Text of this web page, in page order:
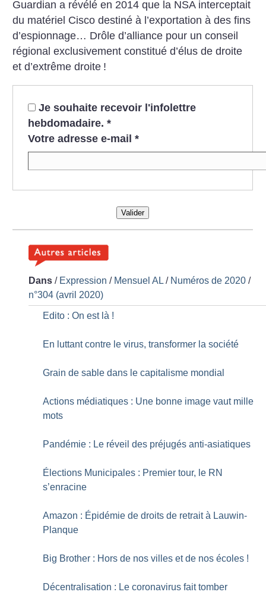
Guardian a révélé en 2014 que la NSA interceptait
du matériel Cisco destiné à l’exportation à des fins
d’espionnage… Drôle d’alliance pour un conseil
régional exclusivement constitué d’élus de droite
et d’extrême droite !
Je souhaite recevoir l'infolettre
hebdomadaire. *
Votre adresse e-mail *
Valider
Dans / Expression / Mensuel AL / Numéros de 2020 /
n°304 (avril 2020)
Edito : On est là !
En luttant contre le virus, transformer la société
Grain de sable dans le capitalisme mondial
Actions médiatiques : Une bonne image vaut mille
mots
Pandémie : Le réveil des préjugés anti-asiatiques
Élections Municipales : Premier tour, le RN
s’enracine
Amazon : Épidémie de droits de retrait à Lauwin-
Planque
Big Brother : Hors de nos villes et de nos écoles !
Décentralisation : Le coronavirus fait tomber